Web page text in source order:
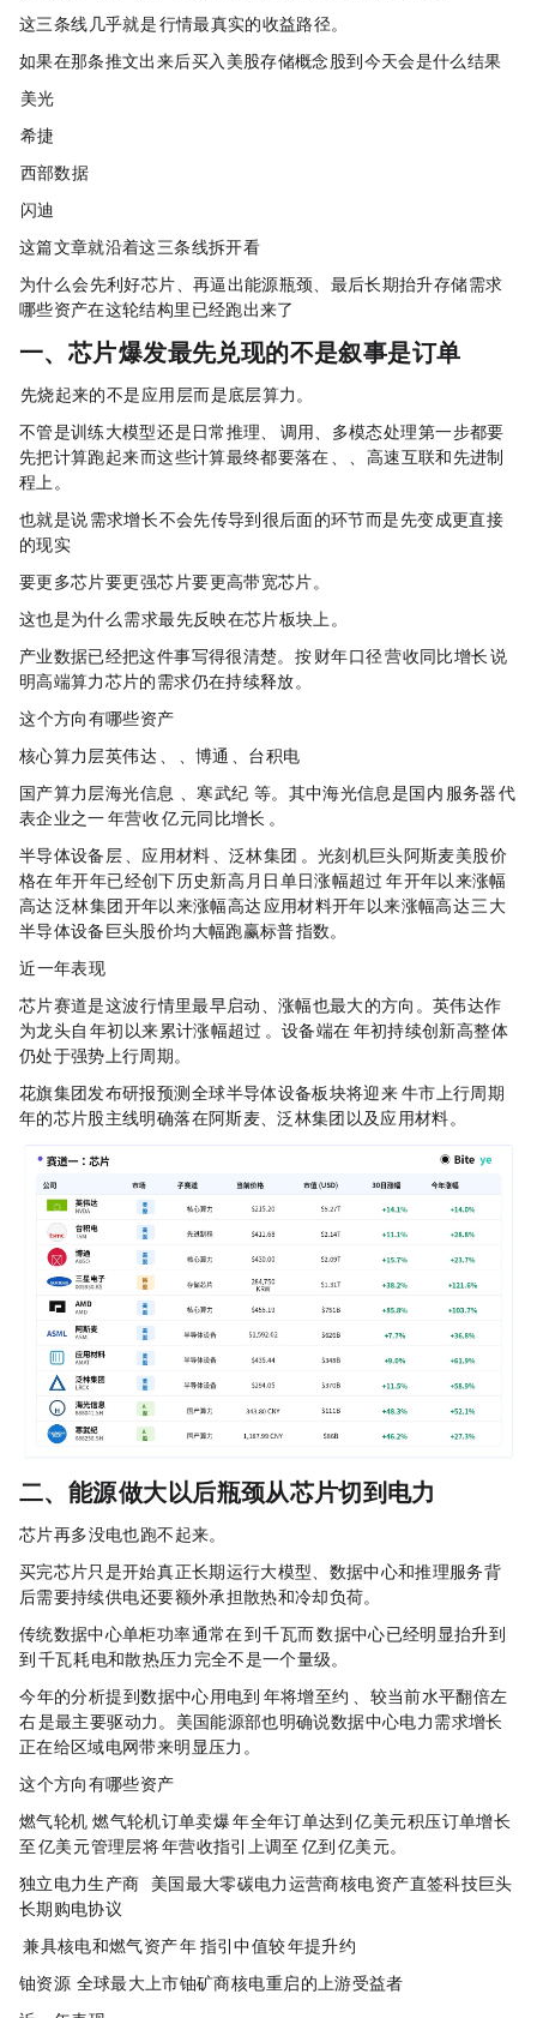
这三条线，几乎就是 AI 行情最真实的收益路径。
如果在那条推文出来后，买入美股存储概念股，到今天会是什么结果？
• 美光：+214%
• 希捷：+180%
• 西部数据：+190%
• 闪迪：+552%
这篇文章就沿着这三条线拆开看：
为什么 AI 会先利好芯片、再逼出能源瓶颈、最后长期抬升存储需求？
哪些资产在这轮结构里已经跑出来了？
一、芯片：AI 爆发最先兑现的，不是叙事，是订单
AI 先烧起来的，不是应用层，而是底层算力。
不管是训练大模型，还是日常推理、Agent 调用、多模态处理，第一步都要
先把计算跑起来，而这些计算最终都要落在 GPU、HBM、高速互联和先进制
程上。
也就是说，AI 需求增长，不会先传导到很后面的环节，而是先变成更直接
的现实：
要更多芯片，要更强芯片，要更高带宽芯片。
这也是为什么，AI 需求最先反映在芯片板块上。
产业数据已经把这件事写得很清楚。按 2026 财年口径，NVIDIA 营收同比增长 65%，说
明高端算力芯片的需求仍在持续释放。
?这个方向有哪些资产
核心算力层：英伟达（NVDA）、AMD、博通（AVGO）、台积电（TSM）
国产算力层：海光信息（ ）、寒武纪（ ）等。其中海光信息是国内 x86 服务器 CPU 代
表企业之一，2024 年营收 91.62 亿元，同比增长 52.4%。
半导体设备层：ASML、应用材料（AMAT）、泛林集团（LRCX）。光刻机巨头阿斯麦美股ADR价
格在2026年开年已经创下历史新高，1月2日单日涨幅超过8%，2026年开年以来涨幅
高达27%；泛林集团开年以来涨幅高达30%；应用材料开年以来涨幅高达28%，三大
半导体设备巨头股价均大幅跑赢标普500指数。
?近一年表现
芯片赛道是这波AI行情里最早启动、涨幅也最大的方向。英伟达作
为龙头，自2023年初以来累计涨幅超过 1000%。设备端在 2026 年初持续创新高，整体
仍处于强势上行周期。
花旗集团发布研报预测，全球半导体设备板块将迎来"Phase 2牛市上行周期"，2026
年的芯片股主线明确落在阿斯麦、泛林集团以及应用材料。
二、能源：AI 做大以后，瓶颈从芯片切到电力
芯片再多，没电也跑不起来。
买完芯片只是开始，真正长期运行大模型、数据中心和推理服务，背
后需要持续供电，还要额外承担散热和冷却负荷。
传统数据中心单柜功率通常在 5 到 15 千瓦，而 AI 数据中心已经明显抬升到 50
到 100 千瓦，耗电和散热压力完全不是一个量级。
IEA 今年的分析提到，数据中心用电到 2030 年将增至约 945 TWh、较当前水平翻倍左
右，AI 是最主要驱动力。美国能源部也明确说，数据中心电力需求增长
正在给区域电网带来明显压力。
?这个方向有哪些资产
燃气轮机：GE Vernova（GEV）：燃气轮机订单卖爆，2025 年全年订单达到 590 亿美元，积压订单增长
至1500 亿美元，管理层将 2026 年营收指引上调至 440 亿到 450 亿美元。
独立电力生产商：Constellation Energy（CEG）：美国最大零碳电力运营商，核电资产直签科技巨头
长期购电协议；
Vistra（VST）：兼具核电和燃气资产，2026年EBITDA指引中值较2025年提升约30%
铀资源：Cameco（CCJ）：全球最大上市铀矿商，核电重启的上游受益者